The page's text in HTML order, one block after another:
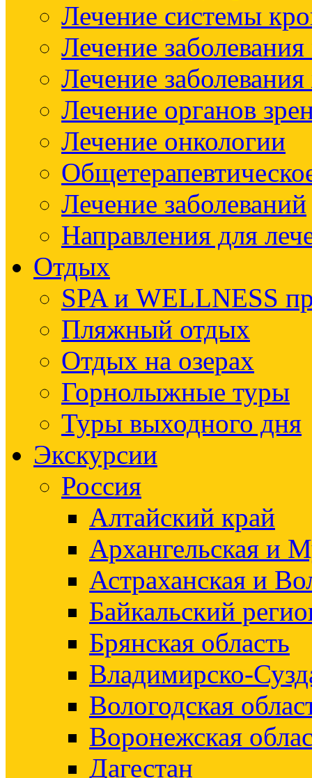
Лечение системы
Лечение
Лечение
Лечение органов
Лечение онкологии
Лечение заболеваний
Направления для
Отдых
SPA и WELLNESS
Пляжный отдых
Отдых на озерах
Горнолыжные туры
Туры выходного дня
Экскурсии
Россия
Алтайский край
Архангельская и
Астраханская и
Байкальский
Брянская область
Владимирско-
Вологодская
Воронежская
Дагестан